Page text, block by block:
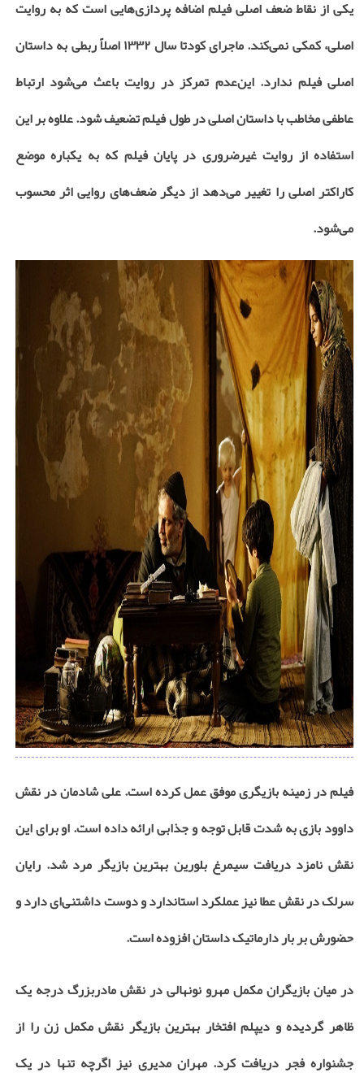
یکی از نقاط ضعف اصلی فیلم اضافه پردازی‌هایی است که به روایت
اصلی، کمکی نمی‌کند. ماجرای کودتا سال ۱۳۳۲ اصلاً ربطی به داستان
اصلی فیلم ندارد. این‌عدم تمرکز در روایت باعث می‌شود ارتباط
عاطفی مخاطب با داستان اصلی در طول فیلم تضعیف شود. علاوه بر این
استفاده از روایت غیرضروری در پایان فیلم که به یکباره موضع
کاراکتر اصلی را تغییر می‌دهد از دیگر ضعف‌های روایی اثر محسوب
می‌شود.
فیلم در زمینه بازیگری موفق عمل کرده است. علی شادمان در نقش
داوود بازی به شدت قابل توجه و جذابی ارائه داده است. او برای این
نقش نامزد دریافت سیمرغ بلورین بهترین بازیگر مرد شد. رایان
سرلک در نقش عطا نیز عملکرد استاندارد و دوست داشتنی‌ای دارد و
حضورش بر بار دارماتیک داستان افزوده است.
در میان بازیگران مکمل مهرو نونهالی در نقش مادربزرگ درجه یک
ظاهر گردیده و دیپلم افتخار بهترین بازیگر نقش مکمل زن را از
جشنواره فجر دریافت کرد. مهران مدیری نیز اگرچه تنها در یک